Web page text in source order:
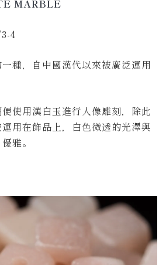
MARBLE
3-4
種，自中國漢代以來被廣泛運用
使用漢白玉進行人像雕刻，除此
用在飾品上，白色微透的光澤與
雅。